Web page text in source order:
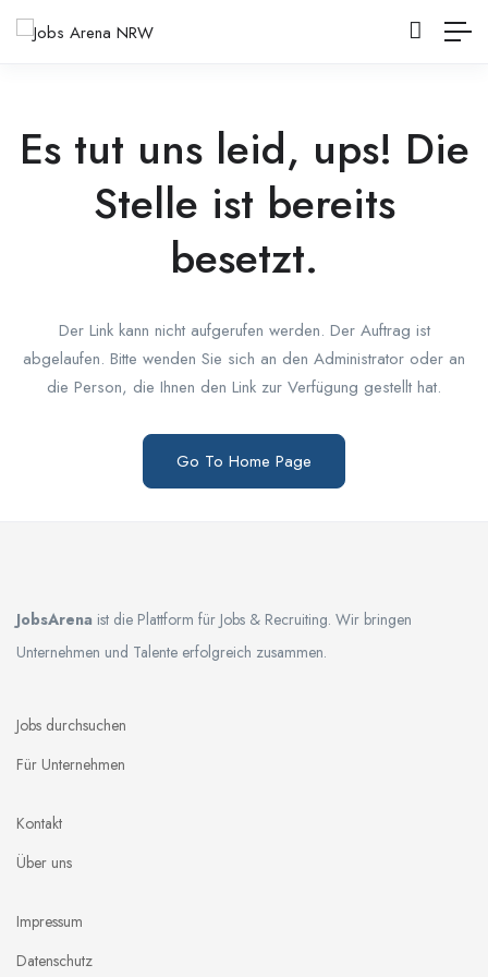
Es tut uns leid, ups! Die
Stelle ist bereits
besetzt.
Der Link kann nicht aufgerufen werden. Der Auftrag ist
abgelaufen. Bitte wenden Sie sich an den Administrator oder an
die Person, die Ihnen den Link zur Verfügung gestellt hat.
Go To Home Page
JobsArena ist die Plattform für Jobs & Recruiting. Wir bringen
Unternehmen und Talente erfolgreich zusammen.
Jobs durchsuchen
Für Unternehmen
Kontakt
Über uns
Impressum
Datenschutz